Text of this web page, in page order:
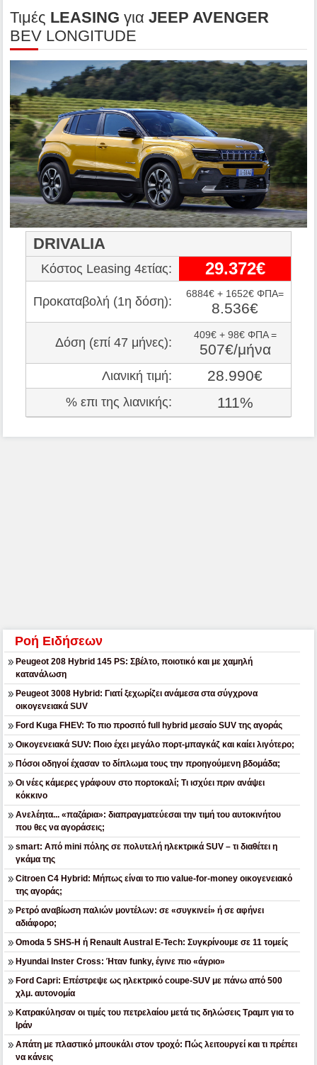
Τιμές LEASING γιαJEEP AVENGER
BEV LONGITUDE
DRIVALIA
Κόστος Leasing 4ετίας: 29.372€
Προκαταβολή (1η δόση):
6884€ + 1652€ ΦΠΑ=
8.536€
Δόση (επί 47 μήνες):
409€ + 98€ ΦΠΑ =
507€/μήνα
Λιανική τιμή: 28.990€
% επι της λιανικής: 111%
Ροή Ειδήσεων
Peugeot 208 Hybrid 145 PS: Σβέλτο, ποιοτικό και με χαμηλή
κατανάλωση
Peugeot 3008 Hybrid: Γιατί ξεχωρίζει ανάμεσα στα σύγχρονα
οικογενειακά SUV
Ford Kuga FHEV: Το πιο προσιτό full hybrid μεσαίο SUV της αγοράς
Οικογενειακά SUV: Ποιο έχει μεγάλο πορτ-μπαγκάζ και καίει λιγότερο;
Πόσοι οδηγοί έχασαν το δίπλωμα τους την προηγούμενη βδομάδα;
Οι νέες κάμερες γράφουν στο πορτοκαλί; Τι ισχύει πριν ανάψει
κόκκινο
Ανελέητα... «παζάρια»: διαπραγματεύεσαι την τιμή του αυτοκινήτου
που θες να αγοράσεις;
smart: Από mini πόλης σε πολυτελή ηλεκτρικά SUV – τι διαθέτει η
γκάμα της
Citroen C4 Hybrid: Μήπως είναι το πιο value-for-money οικογενειακό
της αγοράς;
Ρετρό αναβίωση παλιών μοντέλων: σε «συγκινεί» ή σε αφήνει
αδιάφορο;
Omoda 5 SHS-H ή Renault Austral E-Tech: Συγκρίνουμε σε 11 τομείς
Hyundai Inster Cross: Ήταν funky, έγινε πιο «άγριο»
Ford Capri: Επέστρεψε ως ηλεκτρικό coupe-SUV με πάνω από 500
χλμ. αυτονομία
Κατρακύλησαν οι τιμές του πετρελαίου μετά τις δηλώσεις Τραμπ για το
Ιράν
Απάτη με πλαστικό μπουκάλι στον τροχό: Πώς λειτουργεί και τι πρέπει
να κάνεις